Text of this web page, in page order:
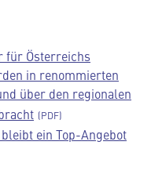
für Österreichs
in renommierten
über den regionalen
ein Top-Angebot